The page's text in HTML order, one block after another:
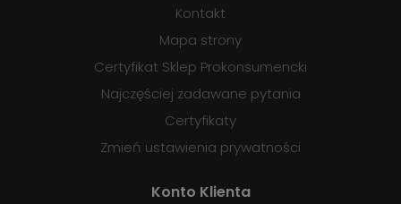
Kontakt
Mapa strony
Certyfikat Sklep Prokonsumencki
Najczęściej zadawane pytania
Certyfikaty
Zmień ustawienia prywatności
Konto Klienta